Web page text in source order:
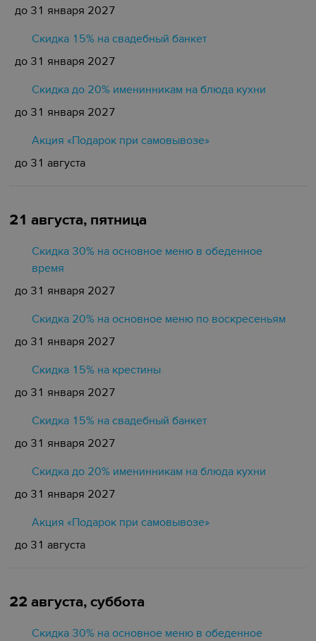
до 31 января 2027
Cкидка 15% на свадебный банкет
до 31 января 2027
Скидка до 20% именинникам на блюда кухни
до 31 января 2027
Акция «Подарок при самовывозе»
до 31 августа
21 августа, пятница
Скидка 30% на основное меню в обеденное
время
до 31 января 2027
Скидка 20% на основное меню по воскресеньям
до 31 января 2027
Скидка 15% на крестины
до 31 января 2027
Cкидка 15% на свадебный банкет
до 31 января 2027
Скидка до 20% именинникам на блюда кухни
до 31 января 2027
Акция «Подарок при самовывозе»
до 31 августа
22 августа, суббота
Скидка 30% на основное меню в обеденное